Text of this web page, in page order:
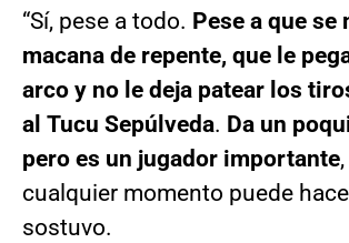
“Sí, pese a todo. Pese a que se
macana de repente, que le
arco y no le deja patear los
al Tucu Sepúlveda. Da un
pero es un jugador importante
cualquier momento puede
sostuvo.